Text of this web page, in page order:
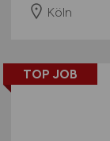
Köln
TOP JOB